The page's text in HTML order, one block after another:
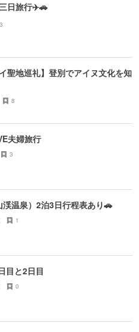
日旅行✈️🚗
3
聖地巡礼】登別でアイヌ文化を知
8
夫婦旅行
3
温泉）2泊3日行程表あり🚗
1
目と2日目
0